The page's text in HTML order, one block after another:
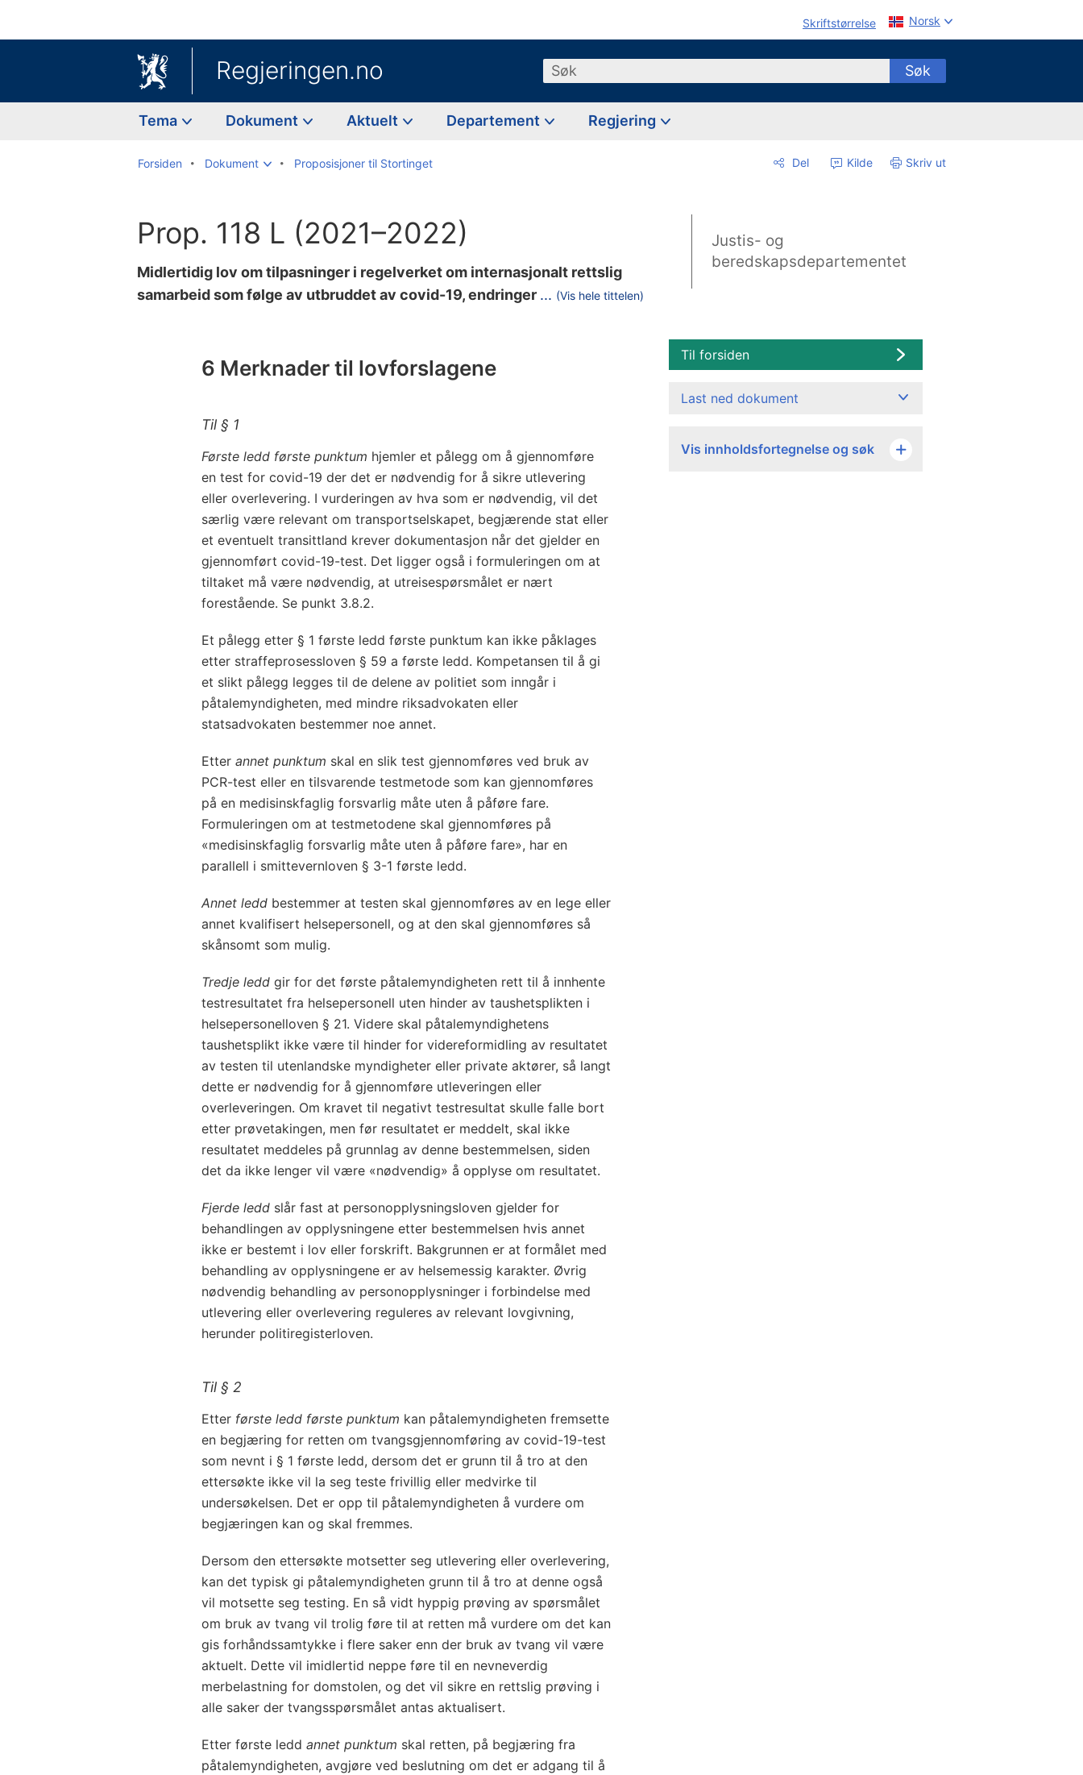
Skriftstørrelse Norsk
Regjeringen.no Søk Søk
Tema Dokument Aktuelt Departement Regjering
Forsiden Dokument Proposisjoner til Stortinget Del Kilde Skriv ut
Prop. 118 L (2021–2022)
Midlertidig lov om tilpasninger i regelverket om internasjonalt rettslig
samarbeid som følge av utbruddet av covid-19, endringer ... (Vis hele tittelen)
Justis- og
beredskapsdepartementet
6 Merknader til lovforslagene
Til § 1
Første ledd første punktum hjemler et pålegg om å gjennomføre
en test for covid-19 der det er nødvendig for å sikre utlevering
eller overlevering. I vurderingen av hva som er nødvendig, vil det
særlig være relevant om transportselskapet, begjærende stat eller
et eventuelt transittland krever dokumentasjon når det gjelder en
gjennomført covid-19-test. Det ligger også i formuleringen om at
tiltaket må være nødvendig, at utreisespørsmålet er nært
forestående. Se punkt 3.8.2.
Et pålegg etter § 1 første ledd første punktum kan ikke påklages
etter straffeprosessloven § 59 a første ledd. Kompetansen til å gi
et slikt pålegg legges til de delene av politiet som inngår i
påtalemyndigheten, med mindre riksadvokaten eller
statsadvokaten bestemmer noe annet.
Etter annet punktum skal en slik test gjennomføres ved bruk av
PCR-test eller en tilsvarende testmetode som kan gjennomføres
på en medisinskfaglig forsvarlig måte uten å påføre fare.
Formuleringen om at testmetodene skal gjennomføres på
«medisinskfaglig forsvarlig måte uten å påføre fare», har en
parallell i smittevernloven § 3-1 første ledd.
Annet ledd bestemmer at testen skal gjennomføres av en lege eller
annet kvalifisert helsepersonell, og at den skal gjennomføres så
skånsomt som mulig.
Tredje ledd gir for det første påtalemyndigheten rett til å innhente
testresultatet fra helsepersonell uten hinder av taushetsplikten i
helsepersonelloven § 21. Videre skal påtalemyndighetens
taushetsplikt ikke være til hinder for videreformidling av resultatet
av testen til utenlandske myndigheter eller private aktører, så langt
dette er nødvendig for å gjennomføre utleveringen eller
overleveringen. Om kravet til negativt testresultat skulle falle bort
etter prøvetakingen, men før resultatet er meddelt, skal ikke
resultatet meddeles på grunnlag av denne bestemmelsen, siden
det da ikke lenger vil være «nødvendig» å opplyse om resultatet.
Fjerde ledd slår fast at personopplysningsloven gjelder for
behandlingen av opplysningene etter bestemmelsen hvis annet
ikke er bestemt i lov eller forskrift. Bakgrunnen er at formålet med
behandling av opplysningene er av helsemessig karakter. Øvrig
nødvendig behandling av personopplysninger i forbindelse med
utlevering eller overlevering reguleres av relevant lovgivning,
herunder politiregisterloven.
Til § 2
Etter første ledd første punktum kan påtalemyndigheten fremsette
en begjæring for retten om tvangsgjennomføring av covid-19-test
som nevnt i § 1 første ledd, dersom det er grunn til å tro at den
ettersøkte ikke vil la seg teste frivillig eller medvirke til
undersøkelsen. Det er opp til påtalemyndigheten å vurdere om
begjæringen kan og skal fremmes.
Dersom den ettersøkte motsetter seg utlevering eller overlevering,
kan det typisk gi påtalemyndigheten grunn til å tro at denne også
vil motsette seg testing. En så vidt hyppig prøving av spørsmålet
om bruk av tvang vil trolig føre til at retten må vurdere om det kan
gis forhåndssamtykke i flere saker enn der bruk av tvang vil være
aktuelt. Dette vil imidlertid neppe føre til en nevneverdig
merbelastning for domstolen, og det vil sikre en rettslig prøving i
alle saker der tvangsspørsmålet antas aktualisert.
Etter første ledd annet punktum skal retten, på begjæring fra
påtalemyndigheten, avgjøre ved beslutning om det er adgang til å
Til forsiden
Last ned dokument
Vis innholdsfortegnelse og søk